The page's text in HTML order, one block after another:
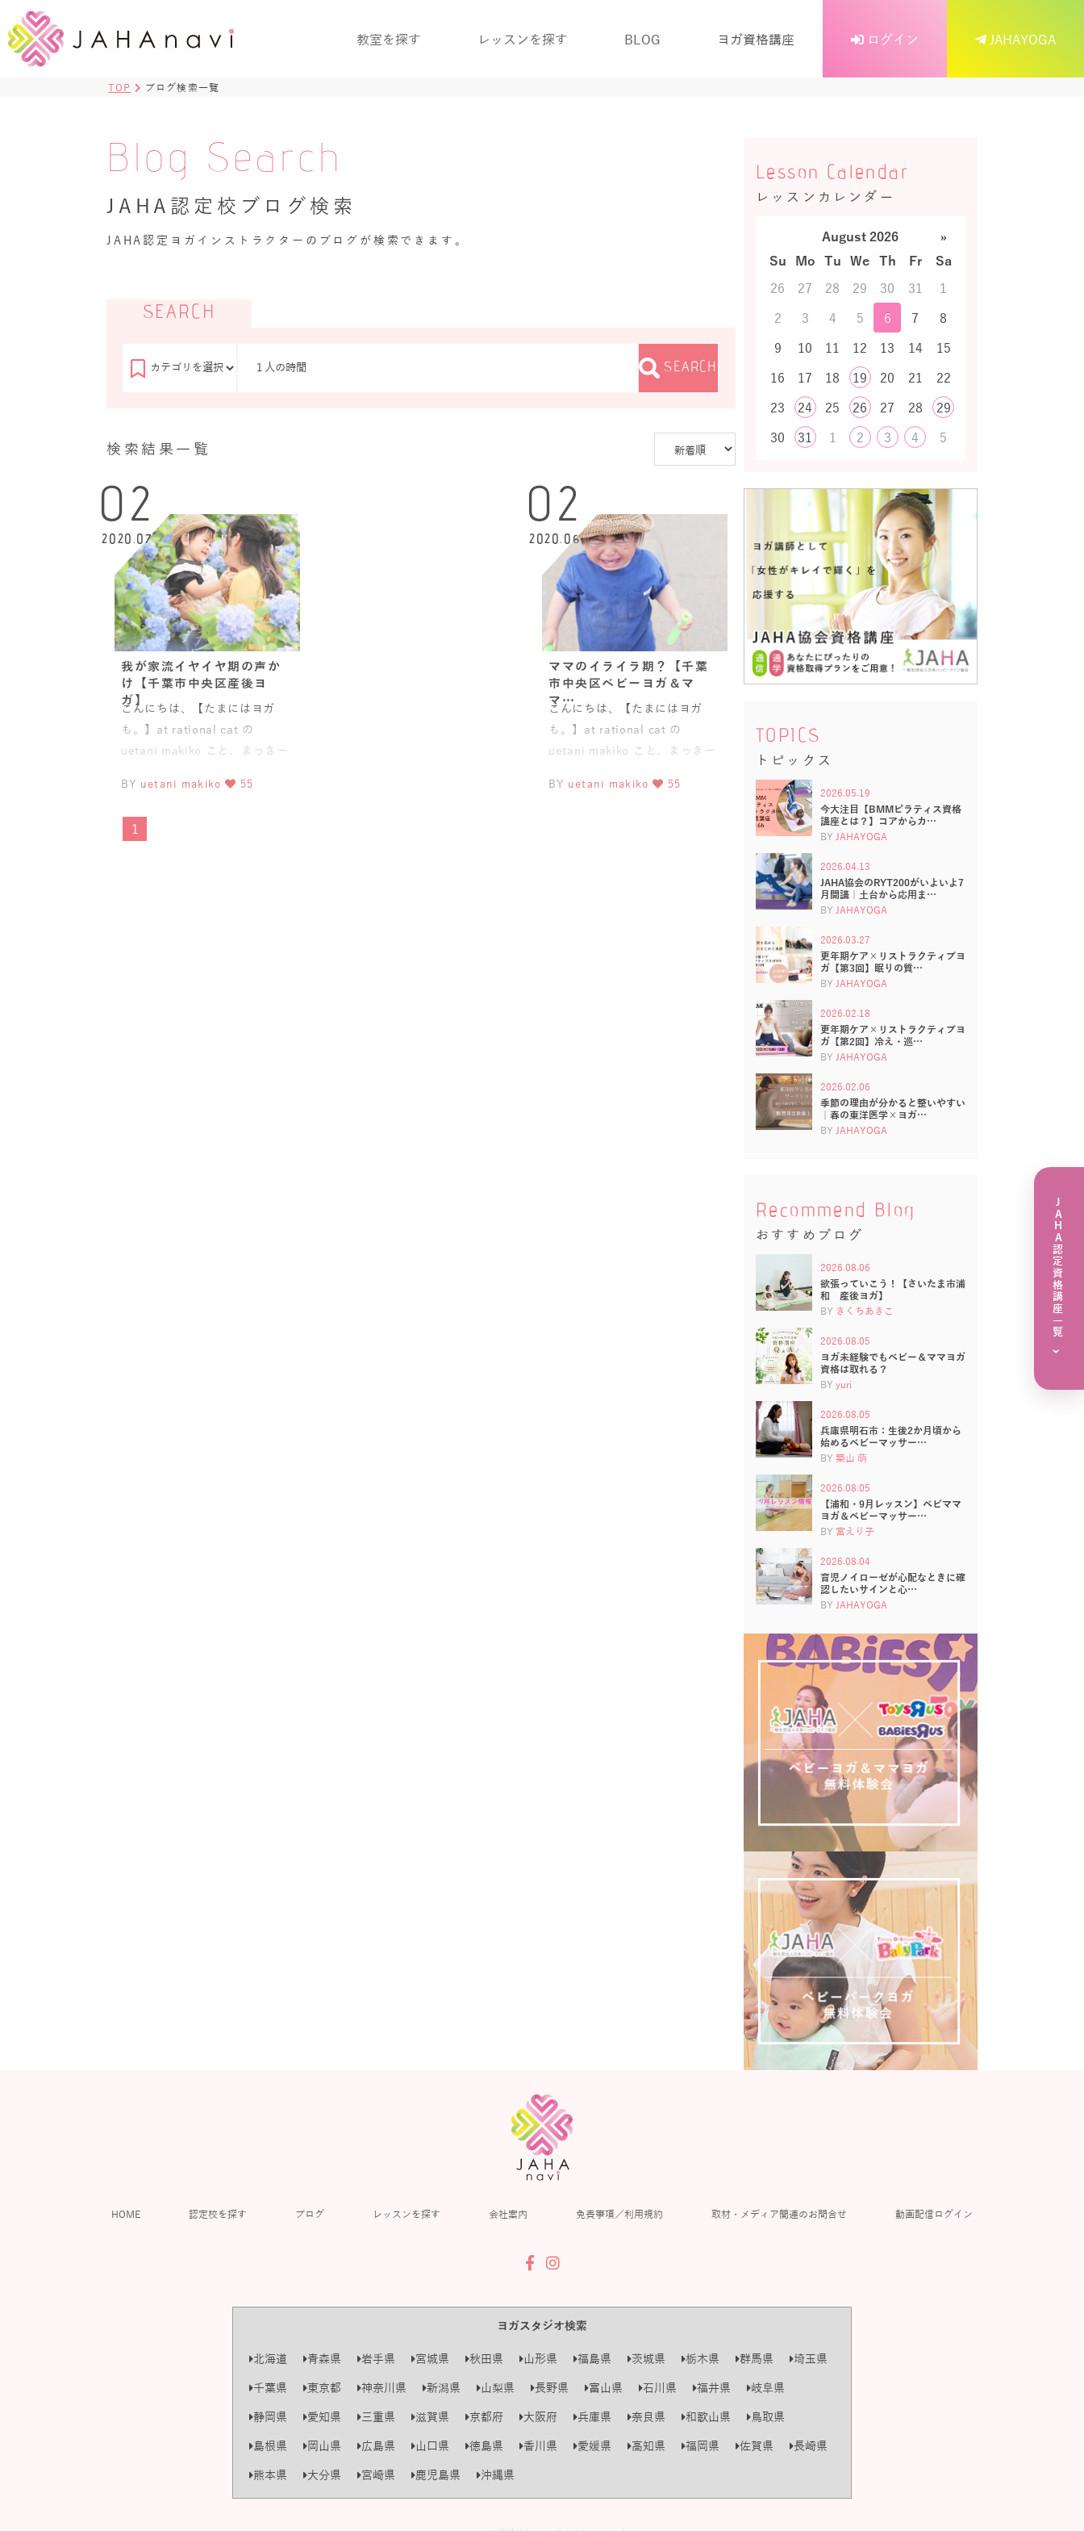
教室を探す レッスンを探す BLOG ヨガ資格講座 ログイン JAHAYOGA
TOP ブログ検索一覧
Blog Search
JAHA認定校ブログ検索
JAHA認定ヨガインストラクターのブログが検索できます。
SEARCH
SEARCH
検索結果一覧
02
2020.07
我が家流イヤイヤ期の声か
け【千葉市中央区産後ヨ
ガ】
こんにちは、【たまにはヨガ
も。】at rational cat の
uetani makiko こと、まっきー
BY uetani makiko 55
02
2020.06
ママのイライラ期？【千葉
市中央区ベビーヨガ＆マ
マ…
こんにちは、【たまにはヨガ
も。】at rational cat の
uetani makiko こと、まっきー
BY uetani makiko 55
1
Lesson Calendar
レッスンカレンダー
August 2026
»
Su
Mo Tu We Th Fr
Sa
26
27 28 29 30 31
1
2
3 4 5 6 7
8
9
10 11 12 13 14
15
16
17 18 19 20 21
22
23
24 25 26 27 28
29
30
31 1 2 3 4 5
TOPICS
トピックス
2026.05.19
今大注目【BMMピラティス資格
講座とは？】コアからカ…
BY JAHAYOGA
2026.04.13
JAHA協会のRYT200がいよいよ7
月開講｜土台から応用ま…
BY JAHAYOGA
2026.03.27
更年期ケア×リストラクティブヨ
ガ【第3回】眠りの質…
BY JAHAYOGA
2026.02.18
更年期ケア×リストラクティブヨ
ガ【第2回】冷え・巡…
BY JAHAYOGA
2026.02.06
季節の理由が分かると整いやすい
｜春の東洋医学×ヨガ…
BY JAHAYOGA
Recommend Blog
おすすめブログ
2026.08.06
欲張っていこう！【さいたま市浦
和 産後ヨガ】
BY きくちあきこ
2026.08.05
ヨガ未経験でもベビー＆ママヨガ
資格は取れる？
BY yuri
2026.08.05
兵庫県明石市：生後2か月頃から
始めるベビーマッサー…
BY 築山 萌
2026.08.05
【浦和・9月レッスン】ベビママ
ヨガ＆ベビーマッサー…
BY 宮えり子
2026.08.04
育児ノイローゼが心配なときに確
認したいサインと心…
BY JAHAYOGA
HOME 認定校を探す ブログ レッスンを探す 会社案内 免責事項／利用規約 取材・メディア関連のお問合せ 動画配信ログイン
ヨガスタジオ検索
北海道 青森県 岩手県 宮城県 秋田県 山形県 福島県 茨城県 栃木県 群馬県
埼玉県
千葉県
東京都 神奈川県 新潟県 山梨県 長野県 富山県 石川県 福井県
岐阜県
静岡県
愛知県 三重県 滋賀県 京都府 大阪府 兵庫県 奈良県 和歌山県
鳥取県
島根県
岡山県 広島県 山口県 徳島県 香川県 愛媛県 高知県 福岡県 佐賀県
長崎県
熊本県
大分県 宮崎県 鹿児島県 沖縄県
JAHA認定資格講座一覧
›